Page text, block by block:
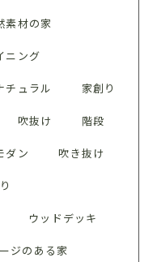
素材の家
ニング
チュラル 家創り
吹抜け 階段
ダン 吹き抜け
ウッドデッキ
ジのある家